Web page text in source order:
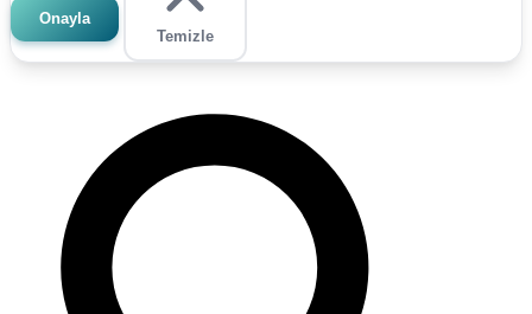
Onayla
Temizle